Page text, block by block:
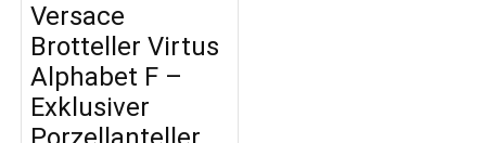
Versace
Brotteller Virtus
Alphabet F –
Exklusiver